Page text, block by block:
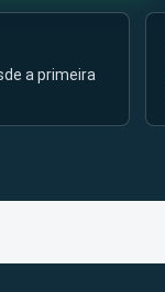
a primeira